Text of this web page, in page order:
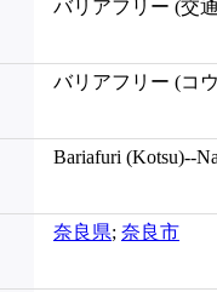
バリアフリー (交
バリアフリー (コ
Bariafuri (Kotsu)--
奈良県; 奈良市